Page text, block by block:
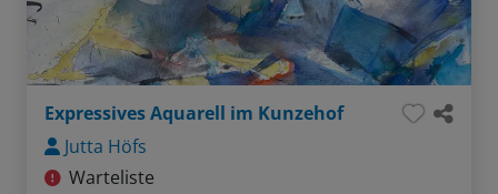
Expressives Aquarell im Kunzehof
Jutta Höfs
Warteliste